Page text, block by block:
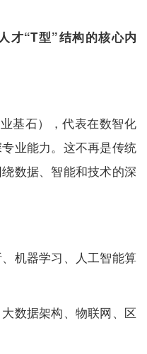
才“T型”结构的核心内
基石），代表在数智化
业能力。这不再是传统
数据、智能和技术的深
机器学习、人工智能算
数据架构、物联网、区